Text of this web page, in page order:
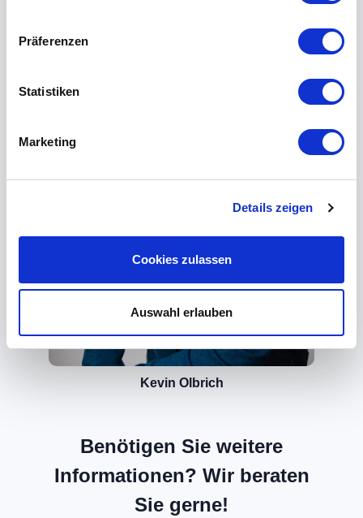
Präferenzen
Statistiken
Marketing
Details zeigen
Cookies zulassen
Auswahl erlauben
Kevin Olbrich
Benötigen Sie weitere
Informationen? Wir beraten
Sie gerne!